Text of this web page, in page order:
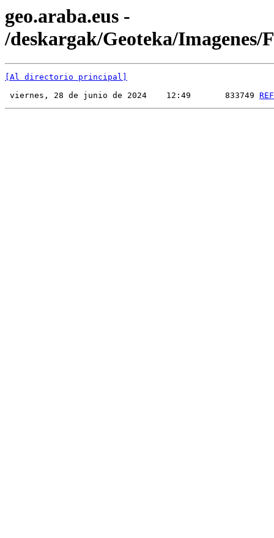
geo.araba.eus -
/deskargak/Geoteka/Imagenes/
[Al directorio principal]
viernes, 28 de junio de 2024    12:49       833749